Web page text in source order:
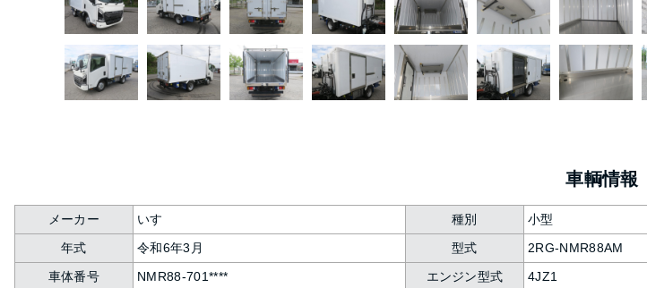
車輌情報
メーカー いすゞ 種別 小型
年式
令和6年3月 型式 2RG-NMR88AM
車体番号
NMR88-701**** エンジン型式 4JZ1